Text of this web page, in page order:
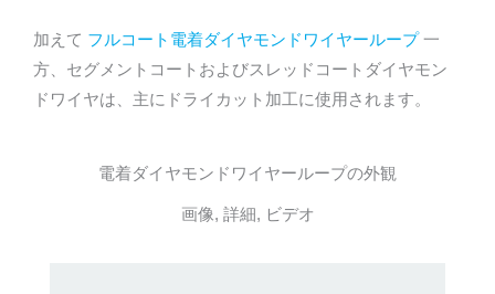
加えて フルコート電着ダイヤモンドワイヤーループ一
方、セグメントコートおよびスレッドコートダイヤモン
ドワイヤは、主にドライカット加工に使用されます。
電着ダイヤモンドワイヤーループの外観
画像, 詳細, ビデオ